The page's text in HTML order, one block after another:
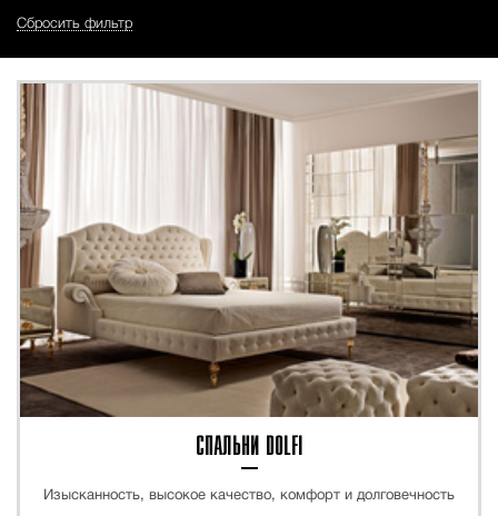
Сбросить фильтр
СПАЛЬНИ DOLFI
Изысканность, высокое качество, комфорт и долговечность